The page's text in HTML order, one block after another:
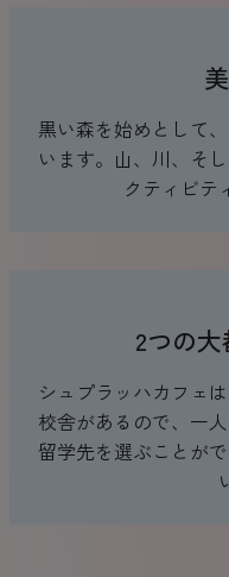
黒い森を始めとして
います。山、川、そ
クティビテ
2つの
シュプラッハカフェ
校舎があるので、一
留学先を選ぶことが